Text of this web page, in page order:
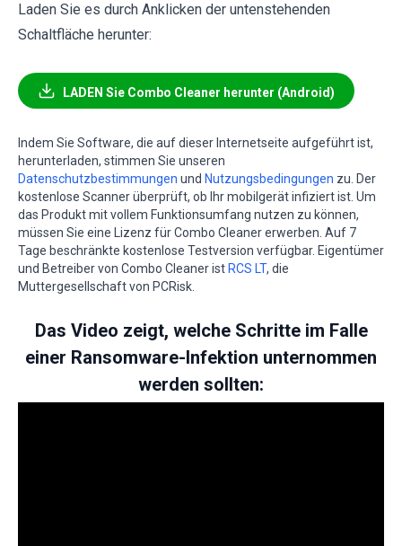
Laden Sie es durch Anklicken der untenstehenden
Schaltfläche herunter:
LADEN Sie Combo Cleaner herunter (Android)
Indem Sie Software, die auf dieser Internetseite aufgeführt ist,
herunterladen, stimmen Sie unseren
Datenschutzbestimmungen und Nutzungsbedingungen zu. Der
kostenlose Scanner überprüft, ob Ihr mobilgerät infiziert ist. Um
das Produkt mit vollem Funktionsumfang nutzen zu können,
müssen Sie eine Lizenz für Combo Cleaner erwerben. Auf 7
Tage beschränkte kostenlose Testversion verfügbar. Eigentümer
und Betreiber von Combo Cleaner ist RCS LT, die
Muttergesellschaft von PCRisk.
Das Video zeigt, welche Schritte im Falle
einer Ransomware-Infektion unternommen
werden sollten: